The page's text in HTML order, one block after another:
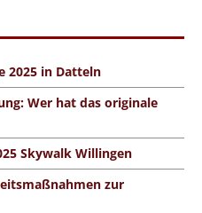
2025 in Datteln
Wer hat das originale
Skywalk Willingen
zur